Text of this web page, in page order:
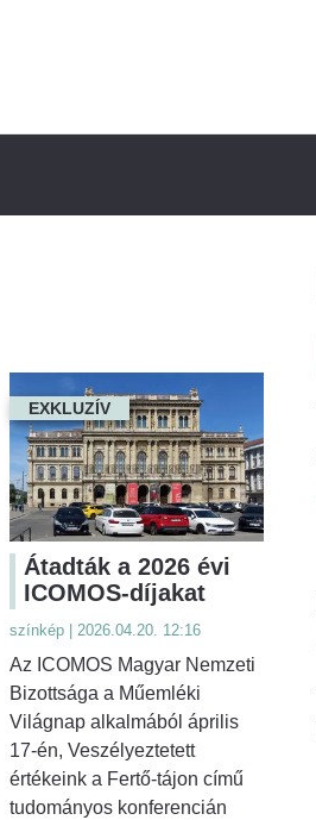
EXKLUZÍV
Átadták a 2026 évi
ICOMOS-díjakat
színkép | 2026.04.20. 12:16
Az ICOMOS Magyar Nemzeti
Bizottsága a Műemléki
Világnap alkalmából április
17-én, Veszélyeztetett
értékeink a Fertő-tájon című
tudományos konferencián